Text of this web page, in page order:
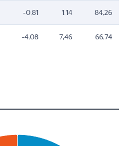
-0,81 1,14 84,26
-4,08 7,46 66,74